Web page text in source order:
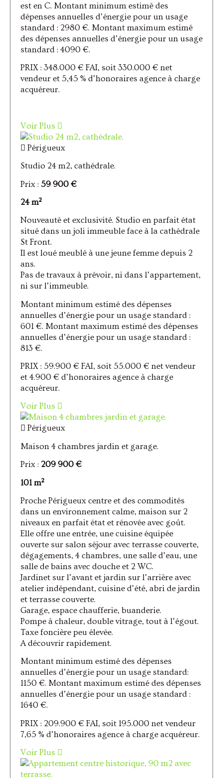
est en C. Montant minimum estimé des
dépenses annuelles d’énergie pour un usage
standard : 2980 €. Montant maximum estimé
des dépenses annuelles d’énergie pour un usage
standard : 4090 €.
PRIX : 348.000 € FAI, soit 330.000 € net
vendeur et 5,45 % d’honoraires agence à charge
acquéreur.
Voir Plus
Périgueux
Studio 24 m2, cathédrale.
Prix : 59 900 €
24 m²
Nouveauté et exclusivité. Studio en parfait état
situé dans un joli immeuble face à la cathédrale
St Front.
Il est loué meublé à une jeune femme depuis 2
ans.
Pas de travaux à prévoir, ni dans l’appartement,
ni sur l’immeuble.
Montant minimum estimé des dépenses
annuelles d’énergie pour un usage standard :
601 €. Montant maximum estimé des dépenses
annuelles d’énergie pour un usage standard :
813 €.
PRIX : 59.900 € FAI, soit 55.000 € net vendeur
et 4.900 € d’honoraires agence à charge
acquéreur.
Voir Plus
Périgueux
Maison 4 chambres jardin et garage.
Prix : 209 900 €
101 m²
Proche Périgueux centre et des commodités
dans un environnement calme, maison sur 2
niveaux en parfait état et rénovée avec goût.
Elle offre une entrée, une cuisine équipée
ouverte sur salon séjour avec terrasse couverte,
dégagements, 4 chambres, une salle d’eau, une
salle de bains avec douche et 2 WC.
Jardinet sur l’avant et jardin sur l’arrière avec
atelier indépendant, cuisine d’été, abri de jardin
et terrasse couverte.
Garage, espace chaufferie, buanderie.
Pompe à chaleur, double vitrage, tout à l’égout.
Taxe foncière peu élevée.
A découvrir rapidement.
Montant minimum estimé des dépenses
annuelles d’énergie pour un usage standard:
1150 €. Montant maximum estimé des dépenses
annuelles d’énergie pour un usage standard :
1640 €.
PRIX : 209.900 € FAI, soit 195.000 net vendeur
7,65 % d’honoraires agence à charge acquéreur.
Voir Plus